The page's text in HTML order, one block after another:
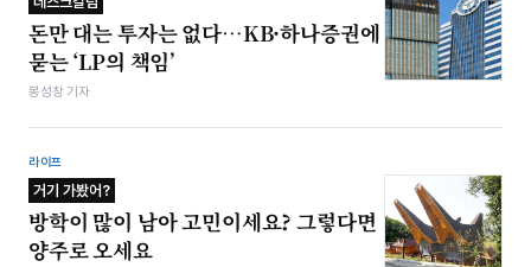
돈만 대는 투자는 없다…KB·하나증권에
묻는 ‘LP의 책임’
봉성창 기자
라이프
거기 가봤어?
방학이 많이 남아 고민이세요? 그렇다면
양주로 오세요